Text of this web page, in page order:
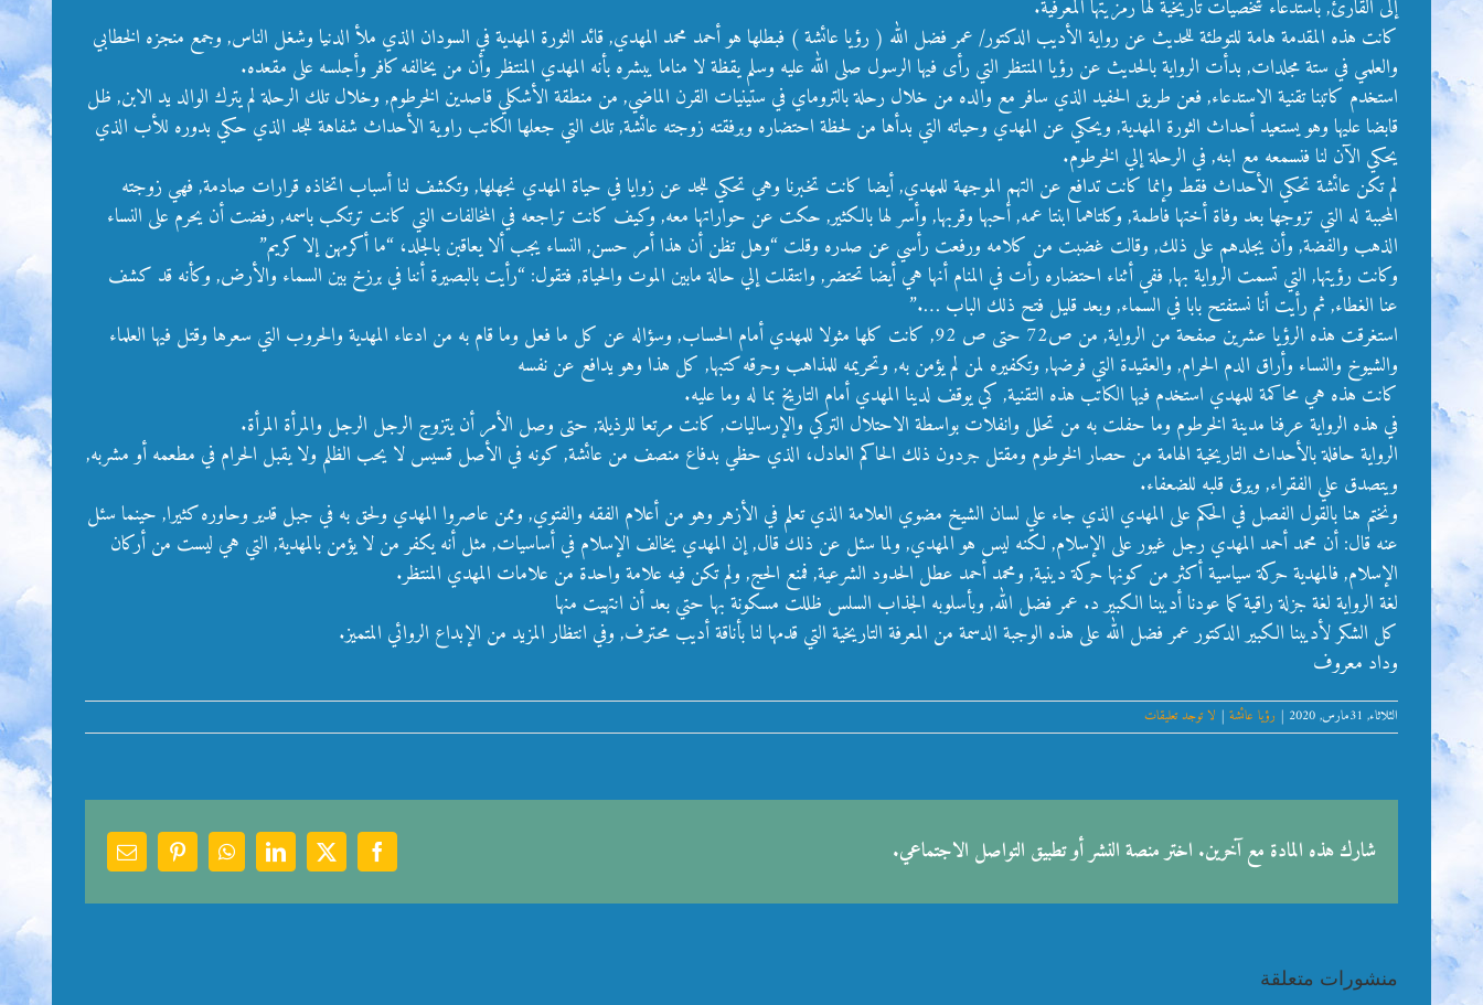
إلى القارئ, باستدعاء شخصيات تاريخية لها رمزيتها المعرفية.
كانت هذه المقدمة هامة للتوطئة للحديث عن رواية الأديب الدكتور/ عمر فضل الله ( رؤيا عائشة ) فبطلها هو أحمد محمد المهدي, قائد الثورة المهدية في السودان الذي ملأ الدنيا وشغل الناس, وجمع منجزه الخطابي
والعلمي في ستة مجلدات, بدأت الرواية بالحديث عن رؤيا المنتظر التي رأى فيها الرسول صلى الله عليه وسلم يقظة لا مناما يبشره بأنه المهدي المنتظر وأن من يخالفه كافر وأجلسه على مقعده.
استخدم كاتبنا تقنية الاستدعاء, فعن طريق الحفيد الذي سافر مع والده من خلال رحلة بالتروماي في ستينيات القرن الماضي, من منطقة الأشكلي قاصدين الخرطوم, وخلال تلك الرحلة لم يترك الوالد يد الابن, ظل
قابضا عليها وهو يستعيد أحداث الثورة المهدية, ويحكي عن المهدي وحياته التي بدأها من لحظة احتضاره وبرفقته زوجته عائشة, تلك التي جعلها الكاتب راوية الأحداث شفاهة للجد الذي حكي بدوره للأب الذي
يحكي الآن لنا فنسمعه مع ابنه, في الرحلة إلي الخرطوم.
لم تكن عائشة تحكي الأحداث فقط وإنما كانت تدافع عن التهم الموجهة للمهدي, أيضا كانت تخبرنا وهي تحكي للجد عن زوايا في حياة المهدي نجهلها, وتكشف لنا أسباب اتخاذه قرارات صادمة, فهي زوجته
المحببة له التي تزوجها بعد وفاة أختها فاطمة, وكلتاهما ابنتا عمه, أحبها وقربها, وأسر لها بالكثير, حكت عن حواراتها معه, وكيف كانت تراجعه في المخالفات التي كانت ترتكب باسمه, رفضت أن يحرم على النساء
الذهب والفضة, وأن يجلدهم على ذلك, وقالت غضبت من كلامه ورفعت رأسي عن صدره وقلت “وهل تظن أن هذا أمر حسن, النساء يجب ألا يعاقبن بالجلد، “ما أكرمهن إلا كريم”
وكانت رؤيتها, التي تسمت الرواية بها, ففي أثناء احتضاره رأت في المنام أنها هي أيضا تحتضر, وانتقلت إلي حالة مابين الموت والحياة, فتقول: “رأيت بالبصيرة أننا في برزخ بين السماء والأرض, وكأنه قد كشف
عنا الغطاء, ثم رأيت أنا نستفتح بابا في السماء, وبعد قليل فتح ذلك الباب ….”
استغرقت هذه الرؤيا عشرين صفحة من الرواية, من ص72 حتى ص 92, كانت كلها مثولا للمهدي أمام الحساب, وسؤاله عن كل ما فعل وما قام به من ادعاء المهدية والحروب التي سعرها وقتل فيها العلماء
والشيوخ والنساء وأراق الدم الحرام, والعقيدة التي فرضها, وتكفيره لمن لم يؤمن به, وتحريمه للمذاهب وحرقه كتبها, كل هذا وهو يدافع عن نفسه
كانت هذه هي محاكمة للمهدي استخدم فيها الكاتب هذه التقنية, كي يوقف لدينا المهدي أمام التاريخ بما له وما عليه.
في هذه الرواية عرفنا مدينة الخرطوم وما حفلت به من تحلل وانفلات بواسطة الاحتلال التركي والإرساليات, كانت مرتعا للرذيلة, حتى وصل الأمر أن يتزوج الرجل الرجل والمرأة المرأة.
الرواية حافلة بالأحداث التاريخية الهامة من حصار الخرطوم ومقتل جردون ذلك الحاكم العادل، الذي حظي بدفاع منصف من عائشة, كونه في الأصل قسيس لا يحب الظلم ولا يقبل الحرام في مطعمه أو مشربه,
ويتصدق علي الفقراء, ويرق قلبه للضعفاء.
ونختم هنا بالقول الفصل في الحكم على المهدي الذي جاء علي لسان الشيخ مضوي العلامة الذي تعلم في الأزهر وهو من أعلام الفقه والفتوي, وممن عاصروا المهدي ولحق به في جبل قدير وحاوره كثيرا, حينما سئل
عنه قال: أن محمد أحمد المهدي رجل غيور على الإسلام, لكنه ليس هو المهدي, ولما سئل عن ذلك قال, إن المهدي يخالف الإسلام في أساسيات, مثل أنه يكفر من لا يؤمن بالمهدية, التي هي ليست من أركان
الإسلام, فالمهدية حركة سياسية أكثر من كونها حركة دينية, ومحمد أحمد عطل الحدود الشرعية, فمنع الحج, ولم تكن فيه علامة واحدة من علامات المهدي المنتظر.
لغة الرواية لغة جزلة راقية كما عودنا أديبنا الكبير د. عمر فضل الله, وبأسلوبه الجذاب السلس ظللت مسكونة بها حتي بعد أن انتهيت منها
كل الشكر لأديبنا الكبير الدكتور عمر فضل الله على هذه الوجبة الدسمة من المعرفة التاريخية التي قدمها لنا بأناقة أديب محترف, وفي انتظار المزيد من الإبداع الروائي المتميز.
وداد معروف
الثلاثاء, 31مارس, 2020 | رؤيا عائشة | لا توجد تعليقات
شارك هذه المادة مع آخرين. اختر منصة النشر أو تطبيق التواصل الاجتماعي. Facebook
X
LinkedIn
WhatsApp
Pinterest
Email
منشورات متعلقة